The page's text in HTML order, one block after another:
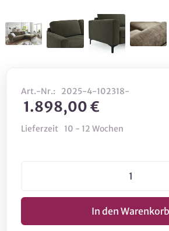
Art.-Nr.: 2025-4-102318-
1.898,00 €
Lieferzeit 10 - 12 Wochen